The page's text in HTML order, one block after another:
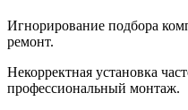
Игнорирование подбора
ремонт.
Некорректная установка
профессиональный монтаж.